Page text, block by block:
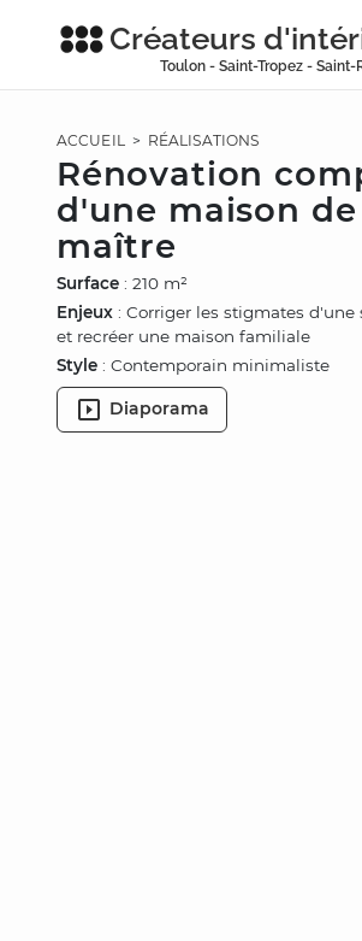
Créateurs
Toulon - Saint-Tropez - Saint-
ACCUEIL> RÉALISATIONS
Rénovation
d'une maison de
maître
Surface : 210 m²
Enjeux : Corriger les stigmates d'une
et recréer une maison familiale
Style : Contemporain minimaliste
Diaporama